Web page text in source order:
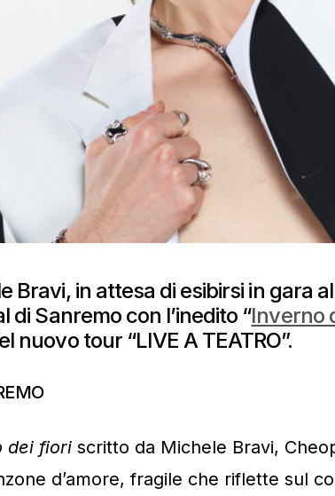
Bravi, in attesa di esibirsi in gara
di Sanremo con l’inedito “Inverno
nuovo tour “LIVE A TEATRO”.
dei fiori scritto da Michele Bravi,
d’amore, fragile che riflette sul